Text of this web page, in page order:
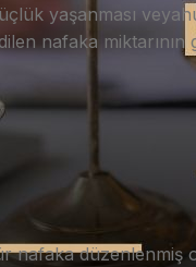
yaşanması
nafaka
nafaka düzenlenmiş